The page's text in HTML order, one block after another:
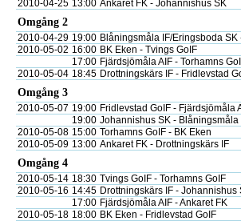
2010-04-25 13:00 Ankaret FK - Johannishus SK
Omgång 2
2010-04-29 19:00 Blåningsmåla IF/Eringsboda SK
2010-05-02 16:00 BK Eken - Tvings GoIF
17:00 Fjärdsjömåla AIF - Torhamns
2010-05-04 18:45 Drottningskärs IF - Fridlevstad
Omgång 3
2010-05-07 19:00 Fridlevstad GoIF - Fjärdsjömåla
19:00 Johannishus SK - Blåningsmåla
2010-05-08 15:00 Torhamns GoIF - BK Eken
2010-05-09 13:00 Ankaret FK - Drottningskärs IF
Omgång 4
2010-05-14 18:30 Tvings GoIF - Torhamns GoIF
2010-05-16 14:45 Drottningskärs IF - Johannishus
17:00 Fjärdsjömåla AIF - Ankaret FK
2010-05-18 18:00 BK Eken - Fridlevstad GoIF